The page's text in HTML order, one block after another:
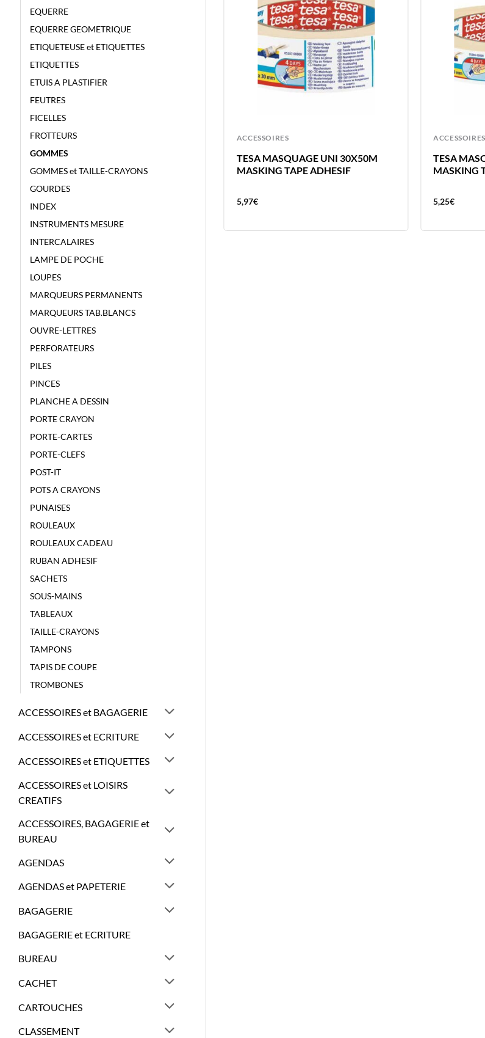
EQUERRE
EQUERRE GEOMETRIQUE
ETIQUETEUSE et ETIQUETTES
ETIQUETTES
ETUIS A PLASTIFIER
FEUTRES
FICELLES
FROTTEURS
GOMMES
GOMMES et TAILLE-CRAYONS
GOURDES
INDEX
INSTRUMENTS MESURE
INTERCALAIRES
LAMPE DE POCHE
LOUPES
MARQUEURS PERMANENTS
MARQUEURS TAB.BLANCS
OUVRE-LETTRES
PERFORATEURS
PILES
PINCES
PLANCHE A DESSIN
PORTE CRAYON
PORTE-CARTES
PORTE-CLEFS
POST-IT
POTS A CRAYONS
PUNAISES
ROULEAUX
ROULEAUX CADEAU
RUBAN ADHESIF
SACHETS
SOUS-MAINS
TABLEAUX
TAILLE-CRAYONS
TAMPONS
TAPIS DE COUPE
TROMBONES
ACCESSOIRES et BAGAGERIE
ACCESSOIRES et ECRITURE
ACCESSOIRES et ETIQUETTES
ACCESSOIRES et LOISIRS
CREATIFS
ACCESSOIRES, BAGAGERIE et
BUREAU
AGENDAS
AGENDAS et PAPETERIE
BAGAGERIE
BAGAGERIE et ECRITURE
BUREAU
CACHET
CARTOUCHES
CLASSEMENT
ACCESSOIRES
TESA MASQUAGE UNI 30X50M
MASKING TAPE ADHESIF
5,97€
ACCESSOIRES
TESA
MASKING
5,25€
ACCESSOIRES
OLFA CUTTER DE SECURITE SK4
RETRACTABLE AUTOMATIQUE
15,54